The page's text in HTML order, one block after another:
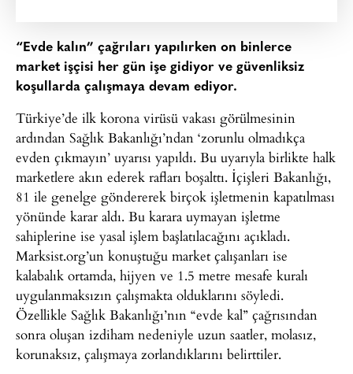
“Evde kalın” çağrıları yapılırken on binlerce
market işçisi her gün işe gidiyor ve güvenliksiz
koşullarda çalışmaya devam ediyor.
Türkiye’de ilk korona virüsü vakası görülmesinin
ardından Sağlık Bakanlığı’ndan ‘zorunlu olmadıkça
evden çıkmayın’ uyarısı yapıldı. Bu uyarıyla birlikte halk
marketlere akın ederek rafları boşalttı. İçişleri Bakanlığı,
81 ile genelge göndererek birçok işletmenin kapatılması
yönünde karar aldı. Bu karara uymayan işletme
sahiplerine ise yasal işlem başlatılacağını açıkladı.
Marksist.org’un konuştuğu market çalışanları ise
kalabalık ortamda, hijyen ve 1.5 metre mesafe kuralı
uygulanmaksızın çalışmakta olduklarını söyledi.
Özellikle Sağlık Bakanlığı’nın “evde kal” çağrısından
sonra oluşan izdiham nedeniyle uzun saatler, molasız,
korunaksız, çalışmaya zorlandıklarını belirttiler.